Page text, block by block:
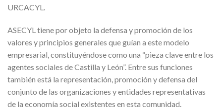
URCACYL.
ASECYL tiene por objeto la defensa y promoción de los
valores y principios generales que guían a este modelo
empresarial, constituyéndose como una “pieza clave entre los
agentes sociales de Castilla y León”. Entre sus funciones
también está la representación, promoción y defensa del
conjunto de las organizaciones y entidades representativas
de la economía social existentes en esta comunidad.